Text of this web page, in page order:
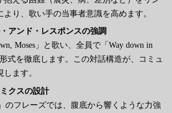
り、歌い手の当事者意識を高めます。
アンド・レスポンスの強調
Moses」と歌い、全員で「Way down in
式を徹底します。この対話構造が、コミュ
ます。
クスの設計
のフレーズでは、腹底から響くような力強